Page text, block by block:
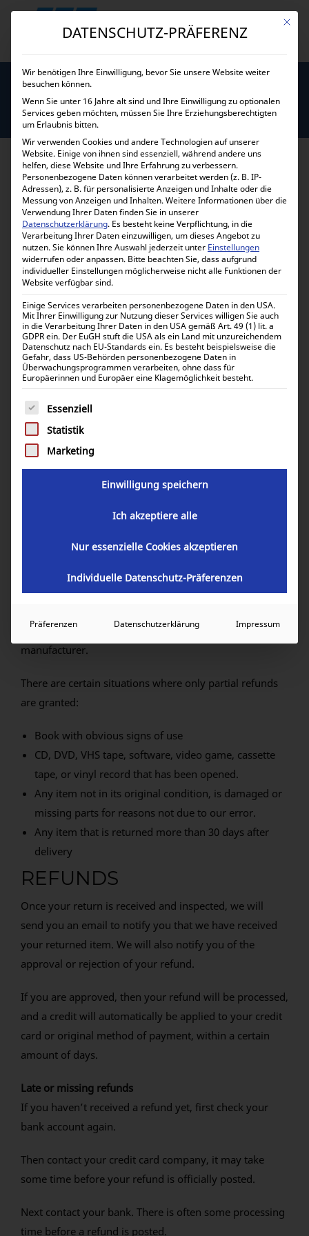
RICHTLINIE FÜR
RÜCKERSTATTUNGEN UND
RÜCKGABEN
This is a sample page.
OVERVIEW
Our refund and returns policy lasts 30 days. If 30 days
have passed since your purchase, we can’t offer you a
full refund or exchange.
To be eligible for a return, your item must be unused
and in the same condition that you received it. It must
also be in the original packaging.
Several types of goods are exempt from being returned.
Perishable goods such as food, flowers, newspapers or
magazines cannot be returned. We also do not accept
products that are intimate or sanitary goods, hazardous
materials, or flammable liquids or gases.
Additional non-returnable items:
Some health and personal care items
To complete your return, we require a receipt or proof
of purchase.
Please do not send your purchase back to the
manufacturer.
There are certain situations where only partial refunds
are granted:
Book with obvious signs of use
CD, DVD, VHS tape, software, video game, cassette
tape, or vinyl record that has been opened.
Any item not in its original condition, is damaged or
missing parts for reasons not due to our error.
Any item that is returned more than 30 days after
delivery
REFUNDS
Once your return is received and inspected, we will
send you an email to notify you that we have received
your returned item. We will also notify you of the
approval or rejection of your refund.
If you are approved, then your refund will be processed,
and a credit will automatically be applied to your credit
card or original method of payment, within a certain
amount of days.
Late or missing refunds
If you haven’t received a refund yet, first check your
bank account again.
Then contact your credit card company, it may take
some time before your refund is officially posted.
Next contact your bank. There is often some processing
time before a refund is posted.
Mit
DATENSCHUTZ-PRÄFERENZ
Wir benötigen Ihre Einwilligung, bevor Sie unsere Website weiter
besuchen können.
Wenn Sie unter 16 Jahre alt sind und Ihre Einwilligung zu optionalen
Services geben möchten, müssen Sie Ihre Erziehungsberechtigten
um Erlaubnis bitten.
Wir verwenden Cookies und andere Technologien auf unserer
Website. Einige von ihnen sind essenziell, während andere uns
helfen, diese Website und Ihre Erfahrung zu verbessern.
Personenbezogene Daten können verarbeitet werden (z. B. IP-
Adressen), z. B. für personalisierte Anzeigen und Inhalte oder die
Messung von Anzeigen und Inhalten.Weitere Informationen über die
Verwendung Ihrer Daten finden Sie in unserer
Datenschutzerklärung. Es besteht keine Verpflichtung, in die
Verarbeitung Ihrer Daten einzuwilligen, um dieses Angebot zu
nutzen.Sie können Ihre Auswahl jederzeit unter Einstellungen
widerrufen oder anpassen. Bitte beachten Sie, dass aufgrund
individueller Einstellungen möglicherweise nicht alle Funktionen der
Website verfügbar sind.
Einige Services verarbeiten personenbezogene Daten in den USA.
Mit Ihrer Einwilligung zur Nutzung dieser Services willigen Sie auch
in die Verarbeitung Ihrer Daten in den USA gemäß Art. 49 (1) lit. a
GDPR ein. Der EuGH stuft die USA als ein Land mit unzureichendem
Datenschutz nach EU-Standards ein. Es besteht beispielsweise die
Gefahr, dass US-Behörden personenbezogene Daten in
Überwachungsprogrammen verarbeiten, ohne dass für
Europäerinnen und Europäer eine Klagemöglichkeit besteht.
Es folgt eine Liste der Service-Gruppen, für die eine
Essenziell
Statistik
Marketing
Einwilligung speichern
Ich akzeptiere alle
Nur essenzielle Cookies akzeptieren
Individuelle Datenschutz-Präferenzen
Präferenzen Datenschutzerklärung Impressum